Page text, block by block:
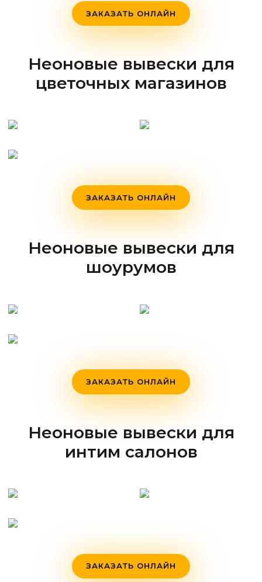
ЗАКАЗАТЬ ОНЛАЙН
Неоновые вывески для
цветочных магазинов
ЗАКАЗАТЬ ОНЛАЙН
Неоновые вывески для
шоурумов
ЗАКАЗАТЬ ОНЛАЙН
Неоновые вывески для
интим салонов
ЗАКАЗАТЬ ОНЛАЙН